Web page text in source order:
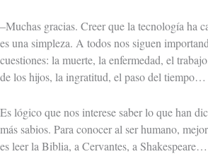
–Muchas gracias. Creer que la tecnología ha
es una simpleza. A todos nos siguen
cuestiones: la muerte, la enfermedad, el
de los hijos, la ingratitud, el paso del tiempo…
Es lógico que nos interese saber lo que han
más sabios. Para conocer al ser humano,
es leer la Biblia, a Cervantes, a